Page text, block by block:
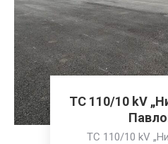
ТС 110/10 kV
ТС 110/10 kV